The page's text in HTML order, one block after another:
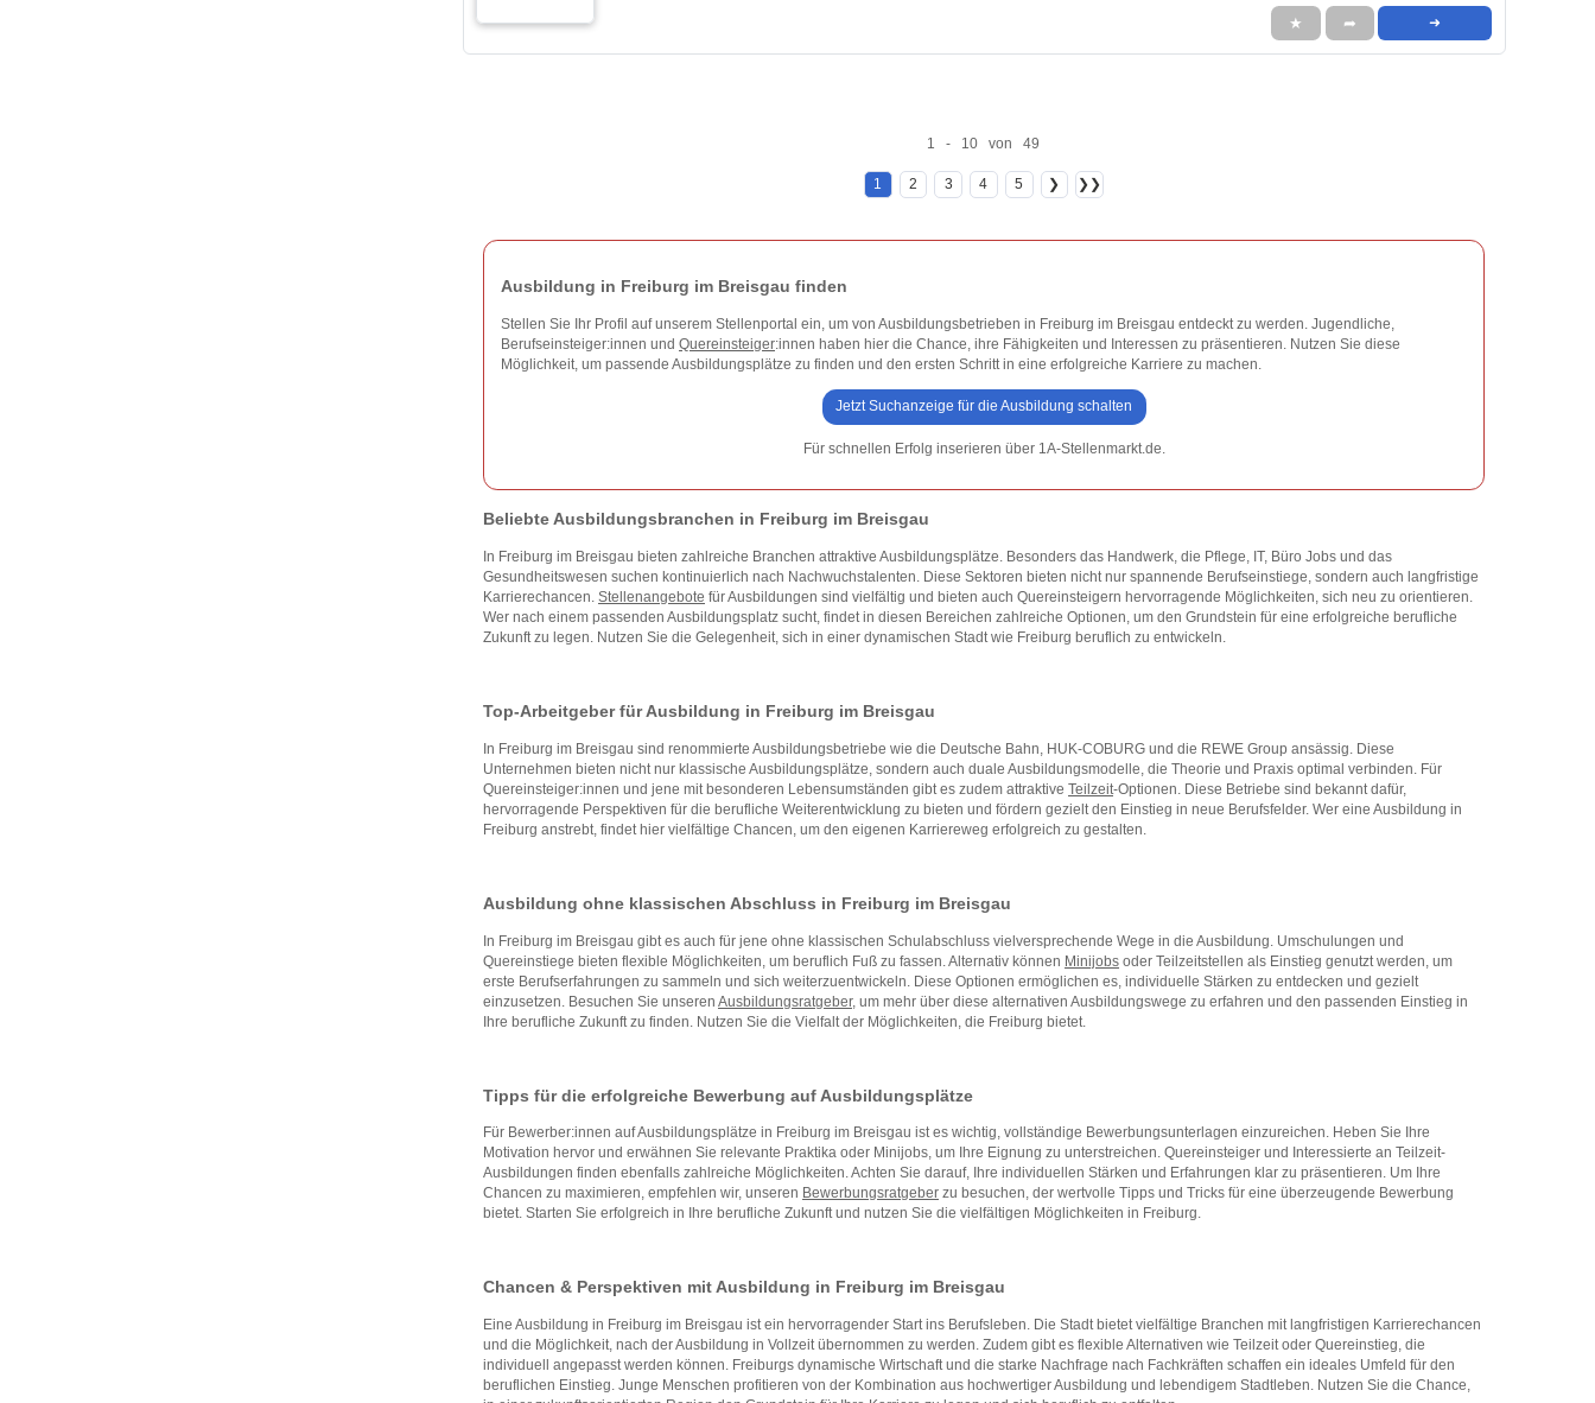
★ ➦ ➜
1 - 10 von 49
1 2 3 4 5 ❯ ❯❯
Ausbildung in Freiburg im Breisgau finden
Stellen Sie Ihr Profil auf unserem Stellenportal ein, um von Ausbildungsbetrieben in Freiburg im Breisgau entdeckt zu werden. Jugendliche,
Berufseinsteiger:innen und Quereinsteiger:innen haben hier die Chance, ihre Fähigkeiten und Interessen zu präsentieren. Nutzen Sie diese
Möglichkeit, um passende Ausbildungsplätze zu finden und den ersten Schritt in eine erfolgreiche Karriere zu machen.
Jetzt Suchanzeige für die Ausbildung schalten
Für schnellen Erfolg inserieren über 1A-Stellenmarkt.de.
Beliebte Ausbildungsbranchen in Freiburg im Breisgau
In Freiburg im Breisgau bieten zahlreiche Branchen attraktive Ausbildungsplätze. Besonders das Handwerk, die Pflege, IT, Büro Jobs und das
Gesundheitswesen suchen kontinuierlich nach Nachwuchstalenten. Diese Sektoren bieten nicht nur spannende Berufseinstiege, sondern auch langfristige
Karrierechancen. Stellenangebote für Ausbildungen sind vielfältig und bieten auch Quereinsteigern hervorragende Möglichkeiten, sich neu zu orientieren.
Wer nach einem passenden Ausbildungsplatz sucht, findet in diesen Bereichen zahlreiche Optionen, um den Grundstein für eine erfolgreiche berufliche
Zukunft zu legen. Nutzen Sie die Gelegenheit, sich in einer dynamischen Stadt wie Freiburg beruflich zu entwickeln.
Top-Arbeitgeber für Ausbildung in Freiburg im Breisgau
In Freiburg im Breisgau sind renommierte Ausbildungsbetriebe wie die Deutsche Bahn, HUK-COBURG und die REWE Group ansässig. Diese
Unternehmen bieten nicht nur klassische Ausbildungsplätze, sondern auch duale Ausbildungsmodelle, die Theorie und Praxis optimal verbinden. Für
Quereinsteiger:innen und jene mit besonderen Lebensumständen gibt es zudem attraktive Teilzeit-Optionen. Diese Betriebe sind bekannt dafür,
hervorragende Perspektiven für die berufliche Weiterentwicklung zu bieten und fördern gezielt den Einstieg in neue Berufsfelder. Wer eine Ausbildung in
Freiburg anstrebt, findet hier vielfältige Chancen, um den eigenen Karriereweg erfolgreich zu gestalten.
Ausbildung ohne klassischen Abschluss in Freiburg im Breisgau
In Freiburg im Breisgau gibt es auch für jene ohne klassischen Schulabschluss vielversprechende Wege in die Ausbildung. Umschulungen und
Quereinstiege bieten flexible Möglichkeiten, um beruflich Fuß zu fassen. Alternativ können Minijobs oder Teilzeitstellen als Einstieg genutzt werden, um
erste Berufserfahrungen zu sammeln und sich weiterzuentwickeln. Diese Optionen ermöglichen es, individuelle Stärken zu entdecken und gezielt
einzusetzen. Besuchen Sie unseren Ausbildungsratgeber, um mehr über diese alternativen Ausbildungswege zu erfahren und den passenden Einstieg in
Ihre berufliche Zukunft zu finden. Nutzen Sie die Vielfalt der Möglichkeiten, die Freiburg bietet.
Tipps für die erfolgreiche Bewerbung auf Ausbildungsplätze
Für Bewerber:innen auf Ausbildungsplätze in Freiburg im Breisgau ist es wichtig, vollständige Bewerbungsunterlagen einzureichen. Heben Sie Ihre
Motivation hervor und erwähnen Sie relevante Praktika oder Minijobs, um Ihre Eignung zu unterstreichen. Quereinsteiger und Interessierte an Teilzeit-
Ausbildungen finden ebenfalls zahlreiche Möglichkeiten. Achten Sie darauf, Ihre individuellen Stärken und Erfahrungen klar zu präsentieren. Um Ihre
Chancen zu maximieren, empfehlen wir, unseren Bewerbungsratgeber zu besuchen, der wertvolle Tipps und Tricks für eine überzeugende Bewerbung
bietet. Starten Sie erfolgreich in Ihre berufliche Zukunft und nutzen Sie die vielfältigen Möglichkeiten in Freiburg.
Chancen & Perspektiven mit Ausbildung in Freiburg im Breisgau
Eine Ausbildung in Freiburg im Breisgau ist ein hervorragender Start ins Berufsleben. Die Stadt bietet vielfältige Branchen mit langfristigen Karrierechancen
und die Möglichkeit, nach der Ausbildung in Vollzeit übernommen zu werden. Zudem gibt es flexible Alternativen wie Teilzeit oder Quereinstieg, die
individuell angepasst werden können. Freiburgs dynamische Wirtschaft und die starke Nachfrage nach Fachkräften schaffen ein ideales Umfeld für den
beruflichen Einstieg. Junge Menschen profitieren von der Kombination aus hochwertiger Ausbildung und lebendigem Stadtleben. Nutzen Sie die Chance,